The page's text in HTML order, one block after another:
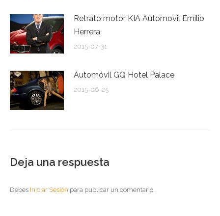
Retrato motor KIA Automovil Emilio
Herrera
2015-07-31
Automóvil GQ Hotel Palace
2015-06-25
Deja una respuesta
Debes Iniciar Sesión para publicar un comentario.